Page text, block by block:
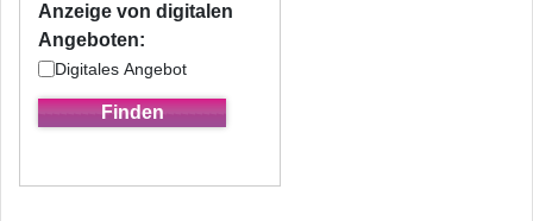
Anzeige von digitalen
Angeboten:
Digitales Angebot